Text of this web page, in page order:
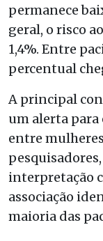
permanece
geral, o risco
1,4%. Entre
percentual
A principal
um alerta
entre
interpretação
associação
maioria das